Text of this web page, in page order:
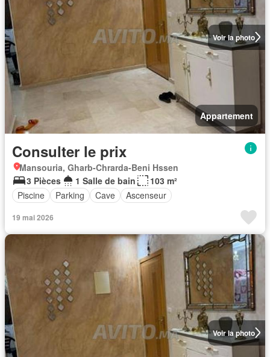
Voir la photo
Appartement
Consulter le prix
Mansouria, Gharb-Chrarda-Beni Hssen
3 Pièces
1 Salle de bain
103 m²
Piscine
Parking Cave Ascenseur
19 mai 2026
Voir la photo